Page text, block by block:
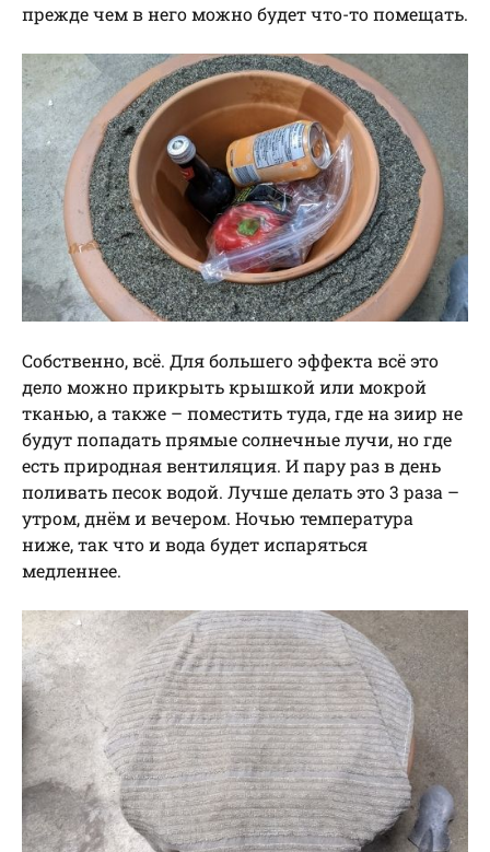
прежде чем в него можно будет что-то помещать.
Собственно, всё. Для большего эффекта всё это
дело можно прикрыть крышкой или мокрой
тканью, а также – поместить туда, где на зиир не
будут попадать прямые солнечные лучи, но где
есть природная вентиляция. И пару раз в день
поливать песок водой. Лучше делать это 3 раза –
утром, днём и вечером. Ночью температура
ниже, так что и вода будет испаряться
медленнее.